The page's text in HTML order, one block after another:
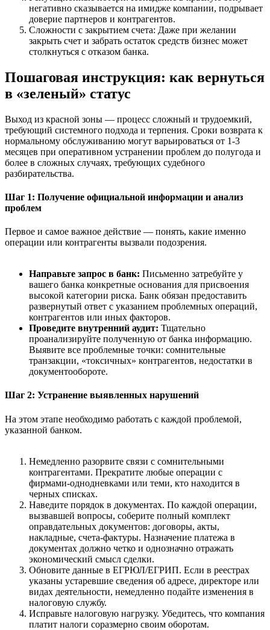
негативно сказывается на имидже компании, подрывает
доверие партнеров и контрагентов.
Сложности с закрытием счета: Даже при желании
закрыть счет и забрать остаток средств бизнес может
столкнуться с отказом банка.
Пошаговая инструкция: как вернуться
в «зеленый» статус
Выход из красной зоны — процесс сложный и трудоемкий,
требующий системного подхода и терпения. Сроки возврата к
нормальному обслуживанию могут варьироваться от 1-3
месяцев при оперативном устранении проблем до полугода и
более в сложных случаях, требующих судебного
разбирательства.
Шаг 1: Получение официальной информации и анализ
проблем
Первое и самое важное действие — понять, какие именно
операции или контрагенты вызвали подозрения.
Направьте запрос в банк: Письменно затребуйте у
вашего банка конкретные основания для присвоения
высокой категории риска. Банк обязан предоставить
развернутый ответ с указанием проблемных операций,
контрагентов или иных факторов.
Проведите внутренний аудит: Тщательно
проанализируйте полученную от банка информацию.
Выявите все проблемные точки: сомнительные
транзакции, «токсичных» контрагентов, недостатки в
документообороте.
Шаг 2: Устранение выявленных нарушений
На этом этапе необходимо работать с каждой проблемой,
указанной банком.
Немедленно разорвите связи с сомнительными
контрагентами. Прекратите любые операции с
фирмами-однодневками или теми, кто находится в
черных списках.
Наведите порядок в документах. По каждой операции,
вызвавшей вопросы, соберите полный комплект
оправдательных документов: договоры, акты,
накладные, счета-фактуры. Назначение платежа в
документах должно четко и однозначно отражать
экономический смысл сделки.
Обновите данные в ЕГРЮЛ/ЕГРИП. Если в реестрах
указаны устаревшие сведения об адресе, директоре или
видах деятельности, немедленно подайте изменения в
налоговую службу.
Исправьте налоговую нагрузку. Убедитесь, что компания
платит налоги соразмерно своим оборотам.